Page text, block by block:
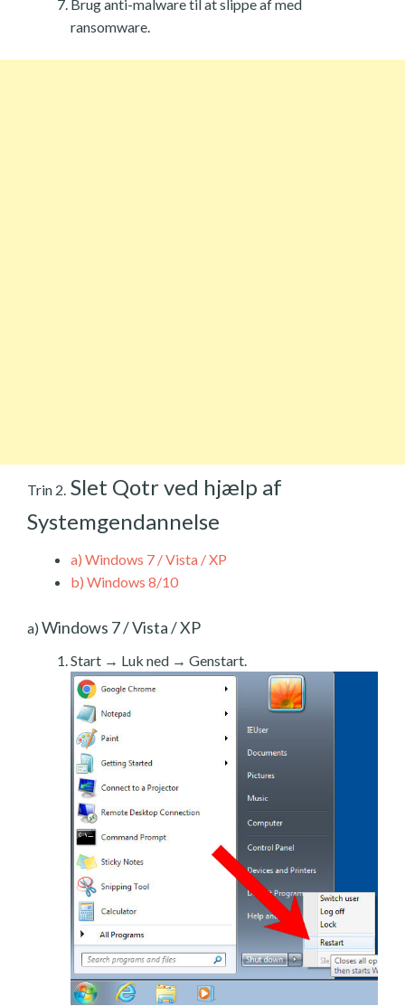
Brug anti-malware til at slippe af med
ransomware.
Trin 2. Slet Qotr ved hjælp af
Systemgendannelse
a) Windows 7 / Vista / XP
b) Windows 8/10
a) Windows 7 / Vista / XP
Start → Luk ned → Genstart.